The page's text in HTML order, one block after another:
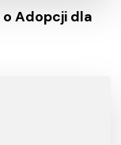
o Adopcji dla